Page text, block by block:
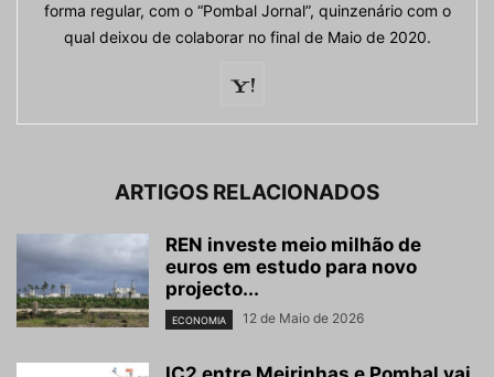
forma regular, com o “Pombal Jornal”, quinzenário com o
qual deixou de colaborar no final de Maio de 2020.
ARTIGOS RELACIONADOS
REN investe meio milhão de
euros em estudo para novo
projecto...
ECONOMIA 12 de Maio de 2026